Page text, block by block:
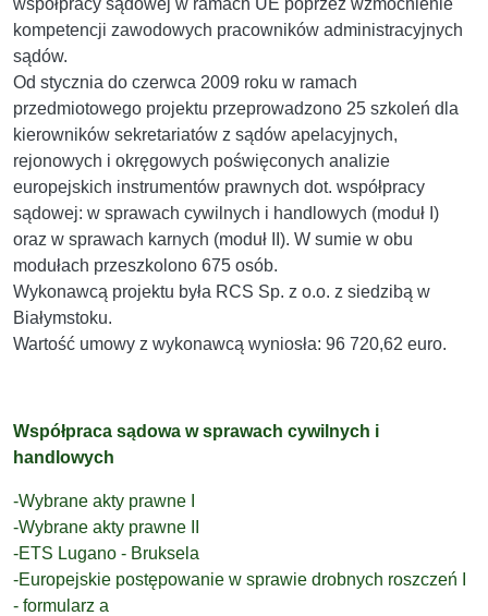
kompetencji zawodowych pracowników administracyjnych
sądów.
Od stycznia do czerwca 2009 roku w ramach
przedmiotowego projektu przeprowadzono 25 szkoleń dla
kierowników sekretariatów z sądów apelacyjnych,
rejonowych i okręgowych poświęconych analizie
europejskich instrumentów prawnych dot. współpracy
sądowej: w sprawach cywilnych i handlowych (moduł I)
oraz w sprawach karnych (moduł II). W sumie w obu
modułach przeszkolono 675 osób.
Wykonawcą projektu była RCS Sp. z o.o. z siedzibą w
Białymstoku.
Wartość umowy z wykonawcą wyniosła: 96 720,62 euro.
Współpraca sądowa w sprawach cywilnych i
handlowych
-Wybrane akty prawne I
-Wybrane akty prawne II
-ETS Lugano - Bruksela
-Europejskie postępowanie w sprawie drobnych roszczeń I
- formularz a